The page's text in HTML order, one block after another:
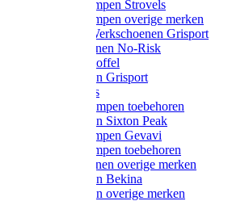
Schoenklompen Strovels
Schoenklompen overige merken
Wandel-/ Werkschoenen Grisport
Werkschoenen No-Risk
Klomppantoffel
Werklaarzen Grisport
Accessoires
Houten klompen toebehoren
Werklaarzen Sixton Peak
Schoenklompen Gevavi
Schoenklompen toebehoren
Werkschoenen overige merken
Werklaarzen Bekina
Werklaarzen overige merken